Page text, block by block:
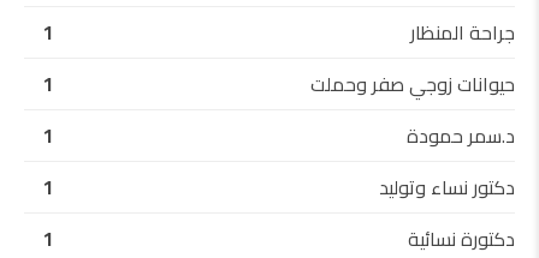
جراحة المنظار
1
حيوانات زوجي صفر وحملت
1
د.سمر حمودة
1
دكتور نساء وتوليد
1
دكتورة نسائية
1